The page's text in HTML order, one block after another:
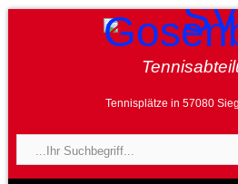
Tennisplätze in 57080